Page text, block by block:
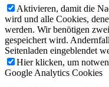
Aktivieren, damit die
wird und alle Cookies,
werden. Wir benötigen
gespeichert wird.
Seitenladen eingeblendet
Hier klicken, um
Google Analytics Cookies